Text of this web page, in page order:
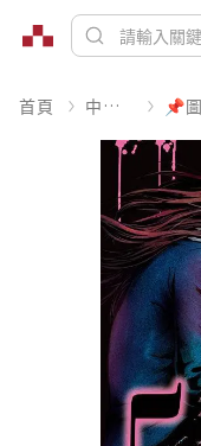
首頁 中文書